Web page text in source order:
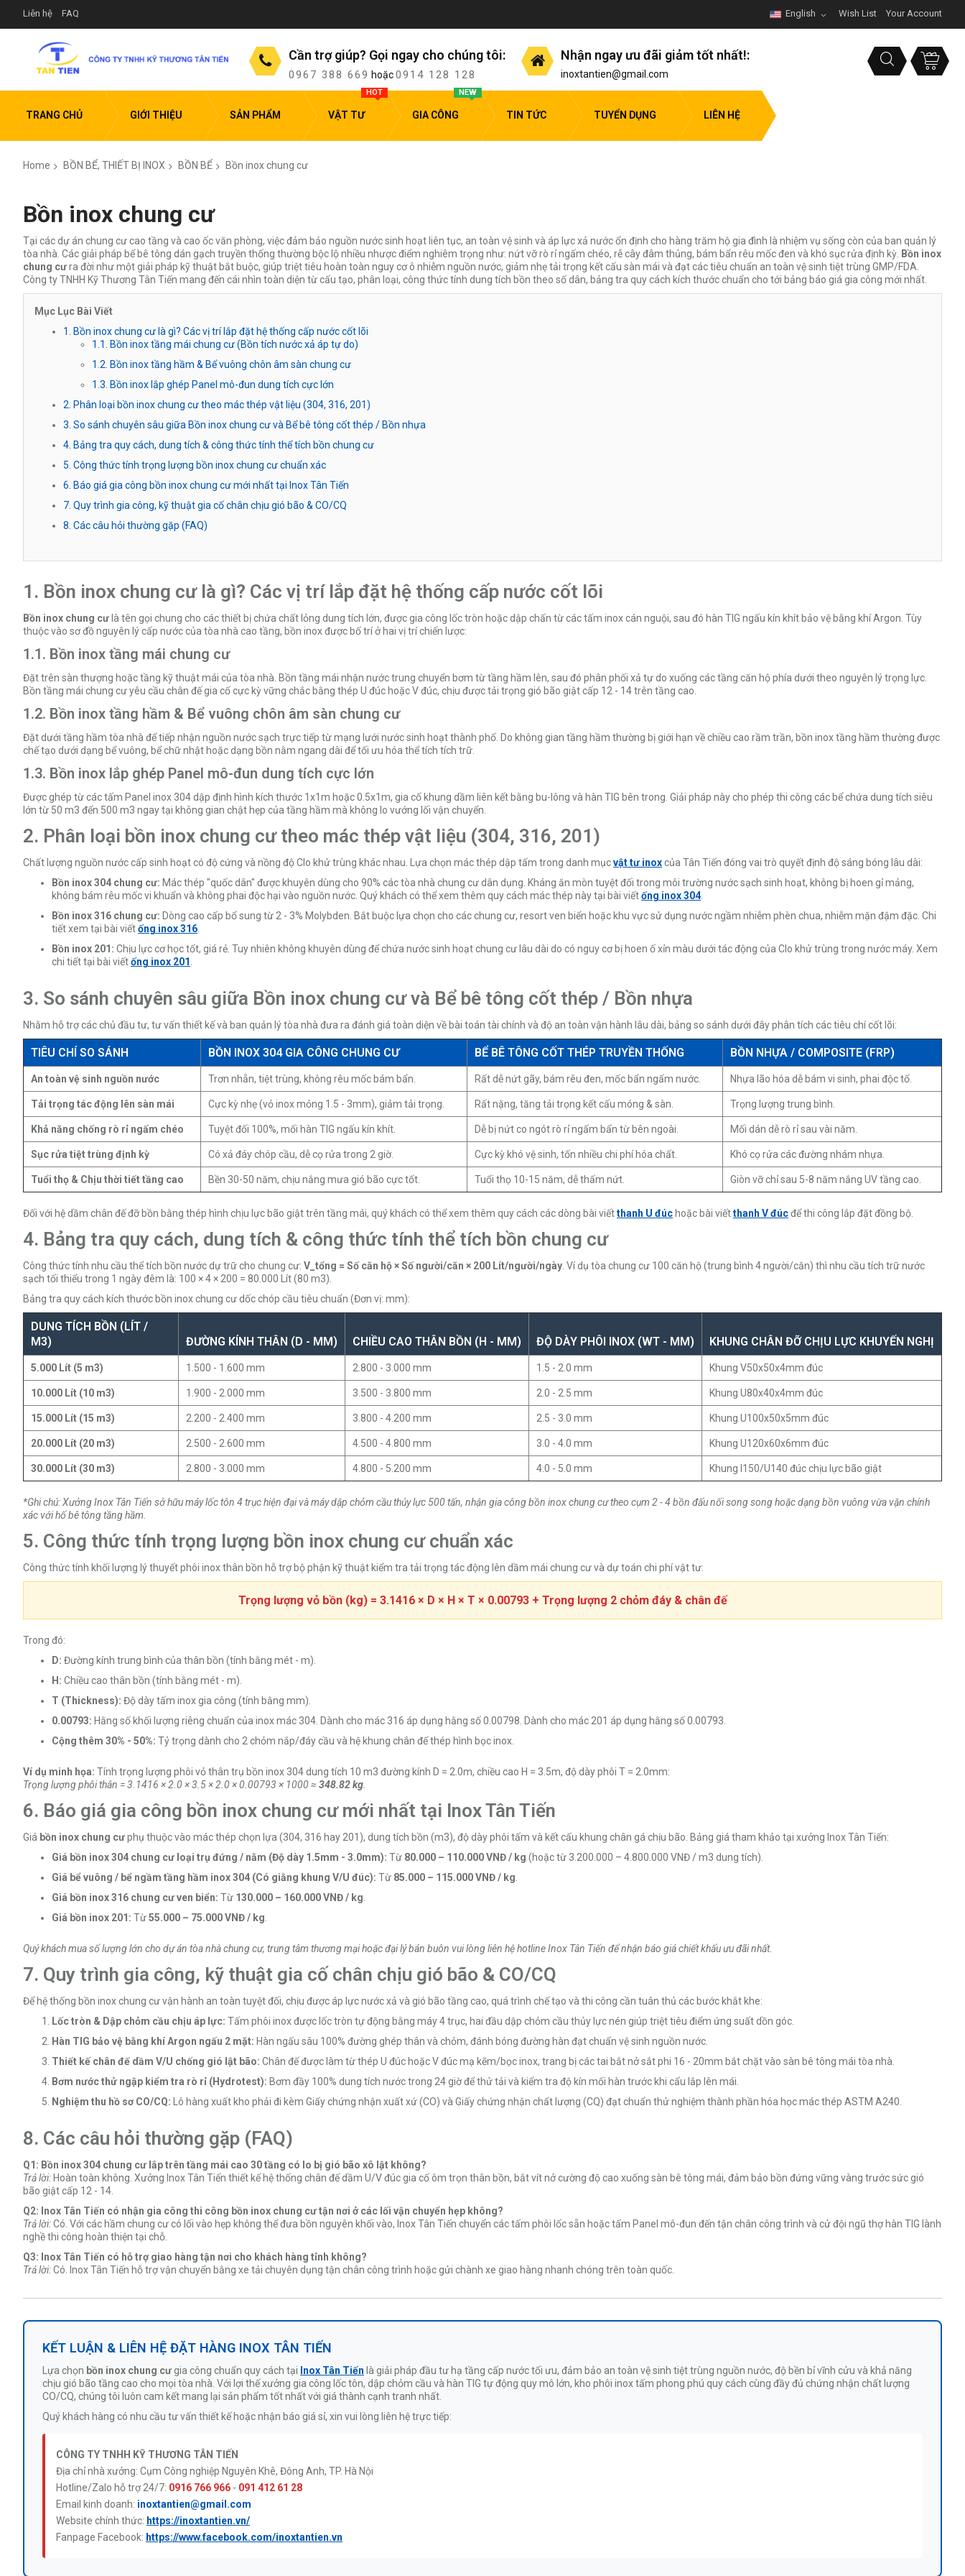
Liên hệ FAQ Wish List Your Account
English
Cần trợ giúp? Gọi ngay cho chúng tôi:
0967 388 669 hoặc0914 128 128
Nhận ngay ưu đãi giảm tốt nhất!:
inoxtantien@gmail.com
TRANG CHỦ GIỚI THIỆU SẢN PHẨM VẬT TƯ
HOT
GIA CÔNG
NEW
TIN TỨC TUYỂN DỤNG LIÊN HỆ
Home BỒN BỂ, THIẾT BỊ INOX BỒN BỂ Bồn inox chung cư
Bồn inox chung cư
Tại các dự án chung cư cao tầng và cao ốc văn phòng, việc đảm bảo nguồn nước sinh hoạt liên tục, an toàn vệ sinh và áp lực xả nước ổn định cho hàng trăm hộ gia đình là nhiệm vụ sống còn của ban quản lý
tòa nhà. Các giải pháp bể bê tông dán gạch truyền thống thường bộc lộ nhiều nhược điểm nghiêm trọng như: nứt vỡ rò rỉ ngấm chéo, rễ cây đâm thủng, bám bẩn rêu mốc đen và khó sục rửa định kỳ. Bồn inox
chung cưra đời như một giải pháp kỹ thuật bắt buộc, giúp triệt tiêu hoàn toàn nguy cơ ô nhiễm nguồn nước, giảm nhẹ tải trọng kết cấu sàn mái và đạt các tiêu chuẩn an toàn vệ sinh tiệt trùng GMP/FDA.
Công ty TNHH Kỹ Thương Tân Tiến mang đến cái nhìn toàn diện từ cấu tạo, phân loại, công thức tính dung tích bồn theo số dân, bảng tra quy cách kích thước chuẩn cho tới bảng báo giá gia công mới nhất.
Mục Lục Bài Viết
1. Bồn inox chung cư là gì? Các vị trí lắp đặt hệ thống cấp nước cốt lõi
1.1. Bồn inox tầng mái chung cư (Bồn tích nước xả áp tự do)
1.2. Bồn inox tầng hầm & Bể vuông chôn âm sàn chung cư
1.3. Bồn inox lắp ghép Panel mô-đun dung tích cực lớn
2. Phân loại bồn inox chung cư theo mác thép vật liệu (304, 316, 201)
3. So sánh chuyên sâu giữa Bồn inox chung cư và Bể bê tông cốt thép / Bồn nhựa
4. Bảng tra quy cách, dung tích & công thức tính thể tích bồn chung cư
5. Công thức tính trọng lượng bồn inox chung cư chuẩn xác
6. Báo giá gia công bồn inox chung cư mới nhất tại Inox Tân Tiến
7. Quy trình gia công, kỹ thuật gia cố chân chịu gió bão & CO/CQ
8. Các câu hỏi thường gặp (FAQ)
1. Bồn inox chung cư là gì? Các vị trí lắp đặt hệ thống cấp nước cốt lõi
Bồn inox chung cư là tên gọi chung cho các thiết bị chứa chất lỏng dung tích lớn, được gia công lốc tròn hoặc dập chấn từ các tấm inox cán nguội, sau đó hàn TIG ngấu kín khít bảo vệ bằng khí Argon. Tùy
thuộc vào sơ đồ nguyên lý cấp nước của tòa nhà cao tầng, bồn inox được bố trí ở hai vị trí chiến lược:
1.1. Bồn inox tầng mái chung cư
Đặt trên sàn thượng hoặc tầng kỹ thuật mái của tòa nhà. Bồn tầng mái nhận nước trung chuyển bơm từ tầng hầm lên, sau đó phân phối xả tự do xuống các tầng căn hộ phía dưới theo nguyên lý trọng lực.
Bồn tầng mái chung cư yêu cầu chân đế gia cố cực kỳ vững chắc bằng thép U đúc hoặc V đúc, chịu được tải trọng gió bão giật cấp 12 - 14 trên tầng cao.
1.2. Bồn inox tầng hầm & Bể vuông chôn âm sàn chung cư
Đặt dưới tầng hầm tòa nhà để tiếp nhận nguồn nước sạch trực tiếp từ mạng lưới nước sinh hoạt thành phố. Do không gian tầng hầm thường bị giới hạn về chiều cao rầm trần, bồn inox tầng hầm thường được
chế tạo dưới dạng bể vuông, bể chữ nhật hoặc dạng bồn nằm ngang dài để tối ưu hóa thể tích tích trữ.
1.3. Bồn inox lắp ghép Panel mô-đun dung tích cực lớn
Được ghép từ các tấm Panel inox 304 dập định hình kích thước 1x1m hoặc 0.5x1m, gia cố khung dầm liên kết bằng bu-lông và hàn TIG bên trong. Giải pháp này cho phép thi công các bể chứa dung tích siêu
lớn từ 50 m3 đến 500 m3 ngay tại không gian chật hẹp của tầng hầm mà không lo vướng lối vận chuyển.
2. Phân loại bồn inox chung cư theo mác thép vật liệu (304, 316, 201)
Chất lượng nguồn nước cấp sinh hoạt có độ cứng và nồng độ Clo khử trùng khác nhau. Lựa chọn mác thép dập tấm trong danh mụcvật tư inoxcủa Tân Tiến đóng vai trò quyết định độ sáng bóng lâu dài:
Bồn inox 304 chung cư: Mác thép "quốc dân" được khuyên dùng cho 90% các tòa nhà chung cư dân dụng. Kháng ăn mòn tuyệt đối trong môi trường nước sạch sinh hoạt, không bị hoen gỉ mảng,
không bám rêu mốc vi khuẩn và không phai độc hại vào nguồn nước. Quý khách có thể xem thêm quy cách mác thép này tại bài viếtống inox 304.
Bồn inox 316 chung cư: Dòng cao cấp bổ sung từ 2 - 3% Molybden. Bắt buộc lựa chọn cho các chung cư, resort ven biển hoặc khu vực sử dụng nước ngầm nhiễm phèn chua, nhiễm mặn đậm đặc. Chi
tiết xem tại bài viếtống inox 316.
Bồn inox 201: Chịu lực cơ học tốt, giá rẻ. Tuy nhiên không khuyên dùng để chứa nước sinh hoạt chung cư lâu dài do có nguy cơ bị hoen ố xỉn màu dưới tác động của Clo khử trùng trong nước máy. Xem
chi tiết tại bài viếtống inox 201.
3. So sánh chuyên sâu giữa Bồn inox chung cư và Bể bê tông cốt thép / Bồn nhựa
Nhằm hỗ trợ các chủ đầu tư, tư vấn thiết kế và ban quản lý tòa nhà đưa ra đánh giá toàn diện về bài toán tài chính và độ an toàn vận hành lâu dài, bảng so sánh dưới đây phân tích các tiêu chí cốt lõi:
TIÊU CHÍ SO SÁNH BỒN INOX 304 GIA CÔNG CHUNG CƯ BỂ BÊ TÔNG CỐT THÉP TRUYỀN THỐNG BỒN NHỰA / COMPOSITE (FRP)
An toàn vệ sinh nguồn nước Trơn nhẵn, tiệt trùng, không rêu mốc bám bẩn. Rất dễ nứt gãy, bám rêu đen, mốc bẩn ngấm nước. Nhựa lão hóa dễ bám vi sinh, phai độc tố.
Tải trọng tác động lên sàn mái Cực kỳ nhẹ (vỏ inox mỏng 1.5 - 3mm), giảm tải trọng. Rất nặng, tăng tải trọng kết cấu móng & sàn. Trọng lượng trung bình.
Khả năng chống rò rỉ ngấm chéo Tuyệt đối 100%, mối hàn TIG ngấu kín khít. Dễ bị nứt co ngót rò rỉ ngấm bẩn từ bên ngoài. Mối dán dễ rò rỉ sau vài năm.
Sục rửa tiệt trùng định kỳ Có xả đáy chóp cầu, dễ cọ rửa trong 2 giờ. Cực kỳ khó vệ sinh, tốn nhiều chi phí hóa chất. Khó cọ rửa các đường nhám nhựa.
Tuổi thọ & Chịu thời tiết tầng cao Bền 30-50 năm, chịu nắng mưa gió bão cực tốt. Tuổi thọ 10-15 năm, dễ thấm nứt. Giòn vỡ chỉ sau 5-8 năm nắng UV tầng cao.
Đối với hệ dầm chân đế đỡ bồn bằng thép hình chịu lực bão giật trên tầng mái, quý khách có thể xem thêm quy cách các dòng bài viếtthanh U đúc hoặc bài viếtthanh V đúcđể thi công lắp đặt đồng bộ.
4. Bảng tra quy cách, dung tích & công thức tính thể tích bồn chung cư
Công thức tính nhu cầu thể tích bồn nước dự trữ cho chung cư: V_tổng = Số căn hộ × Số người/căn × 200 Lít/người/ngày. Ví dụ tòa chung cư 100 căn hộ (trung bình 4 người/căn) thì nhu cầu tích trữ nước
sạch tối thiểu trong 1 ngày đêm là: 100 × 4 × 200 = 80.000 Lít (80 m3).
Bảng tra quy cách kích thước bồn inox chung cư dốc chóp cầu tiêu chuẩn (Đơn vị: mm):
DUNG TÍCH BỒN (LÍT /
M3)
ĐƯỜNG KÍNH THÂN (D - MM) CHIỀU CAO THÂN BỒN (H - MM) ĐỘ DÀY PHÔI INOX (WT - MM) KHUNG CHÂN ĐỠ CHỊU LỰC KHUYẾN NGHỊ
5.000 Lít (5 m3) 1.500 - 1.600 mm 2.800 - 3.000 mm 1.5 - 2.0 mm Khung V50x50x4mm đúc
10.000 Lít (10 m3) 1.900 - 2.000 mm 3.500 - 3.800 mm 2.0 - 2.5 mm Khung U80x40x4mm đúc
15.000 Lít (15 m3) 2.200 - 2.400 mm 3.800 - 4.200 mm 2.5 - 3.0 mm Khung U100x50x5mm đúc
20.000 Lít (20 m3) 2.500 - 2.600 mm 4.500 - 4.800 mm 3.0 - 4.0 mm Khung U120x60x6mm đúc
30.000 Lít (30 m3) 2.800 - 3.000 mm 4.800 - 5.200 mm 4.0 - 5.0 mm Khung I150/U140 đúc chịu lực bão giật
*Ghi chú: Xưởng Inox Tân Tiến sở hữu máy lốc tôn 4 trục hiện đại và máy dập chỏm cầu thủy lực 500 tấn, nhận gia công bồn inox chung cư theo cụm 2 - 4 bồn đấu nối song song hoặc dạng bồn vuông vừa vặn chính
xác với hố bê tông tầng hầm.
5. Công thức tính trọng lượng bồn inox chung cư chuẩn xác
Công thức tính khối lượng lý thuyết phôi inox thân bồn hỗ trợ bộ phận kỹ thuật kiểm tra tải trọng tác động lên dầm mái chung cư và dự toán chi phí vật tư:
Trọng lượng vỏ bồn (kg) = 3.1416 × D × H × T × 0.00793 + Trọng lượng 2 chỏm đáy & chân đế
Trong đó:
D: Đường kính trung bình của thân bồn (tính bằng mét - m).
H: Chiều cao thân bồn (tính bằng mét - m).
T (Thickness): Độ dày tấm inox gia công (tính bằng mm).
0.00793: Hằng số khối lượng riêng chuẩn của inox mác 304. Dành cho mác 316 áp dụng hằng số 0.00798. Dành cho mác 201 áp dụng hằng số 0.00793.
Cộng thêm 30% - 50%: Tỷ trọng dành cho 2 chỏm nắp/đáy cầu và hệ khung chân đế thép hình bọc inox.
Ví dụ minh họa: Tính trọng lượng phôi vỏ thân trụ bồn inox 304 dung tích 10 m3 đường kính D = 2.0m, chiều cao H = 3.5m, độ dày phôi T = 2.0mm:
Trọng lượng phôi thân = 3.1416 × 2.0 × 3.5 × 2.0 × 0.00793 × 1000 ≈348.82 kg.
6. Báo giá gia công bồn inox chung cư mới nhất tại Inox Tân Tiến
Giá bồn inox chung cưphụ thuộc vào mác thép chọn lựa (304, 316 hay 201), dung tích bồn (m3), độ dày phôi tấm và kết cấu khung chân gá chịu bão. Bảng giá tham khảo tại xưởng Inox Tân Tiến:
Giá bồn inox 304 chung cư loại trụ đứng / nằm (Độ dày 1.5mm - 3.0mm): Từ 80.000 – 110.000 VNĐ / kg (hoặc từ 3.200.000 – 4.800.000 VNĐ / m3 dung tích).
Giá bể vuông / bể ngầm tầng hầm inox 304 (Có giằng khung V/U đúc): Từ 85.000 – 115.000 VNĐ / kg.
Giá bồn inox 316 chung cư ven biển: Từ 130.000 – 160.000 VNĐ / kg.
Giá bồn inox 201: Từ55.000 – 75.000 VNĐ / kg.
Quý khách mua số lượng lớn cho dự án tòa nhà chung cư, trung tâm thương mại hoặc đại lý bán buôn vui lòng liên hệ hotline Inox Tân Tiến để nhận báo giá chiết khấu ưu đãi nhất.
7. Quy trình gia công, kỹ thuật gia cố chân chịu gió bão & CO/CQ
Để hệ thống bồn inox chung cư vận hành an toàn tuyệt đối, chịu được áp lực nước xả và gió bão tầng cao, quá trình chế tạo và thi công cần tuân thủ các bước khắt khe:
Lốc tròn & Dập chỏm cầu chịu áp lực: Tấm phôi inox được lốc tròn tự động bằng máy 4 trục, hai đầu dập chỏm cầu thủy lực nén giúp triệt tiêu điểm ứng suất dồn góc.
Hàn TIG bảo vệ bằng khí Argon ngấu 2 mặt: Hàn ngấu sâu 100% đường ghép thân và chỏm, đánh bóng đường hàn đạt chuẩn vệ sinh nguồn nước.
Thiết kế chân đế dầm V/U chống gió lật bão: Chân đế được làm từ thép U đúc hoặc V đúc mạ kẽm/bọc inox, trang bị các tai bắt nở sắt phi 16 - 20mm bắt chặt vào sàn bê tông mái tòa nhà.
Bơm nước thử ngập kiểm tra rò rỉ (Hydrotest): Bơm đầy 100% dung tích nước trong 24 giờ để thử tải và kiểm tra độ kín mối hàn trước khi cẩu lắp lên mái.
Nghiệm thu hồ sơ CO/CQ: Lô hàng xuất kho phải đi kèm Giấy chứng nhận xuất xứ (CO) và Giấy chứng nhận chất lượng (CQ) đạt chuẩn thử nghiệm thành phần hóa học mác thép ASTM A240.
8. Các câu hỏi thường gặp (FAQ)
Q1: Bồn inox 304 chung cư lắp trên tầng mái cao 30 tầng có lo bị gió bão xô lật không?
Trả lời: Hoàn toàn không. Xưởng Inox Tân Tiến thiết kế hệ thống chân đế dầm U/V đúc gia cố ôm trọn thân bồn, bắt vít nở cường độ cao xuống sàn bê tông mái, đảm bảo bồn đứng vững vàng trước sức gió
bão giật cấp 12 - 14.
Q2: Inox Tân Tiến có nhận gia công thi công bồn inox chung cư tận nơi ở các lối vận chuyển hẹp không?
Trả lời:Có. Với các hầm chung cư có lối vào hẹp không thể đưa bồn nguyên khối vào, Inox Tân Tiến chuyển các tấm phôi lốc sẵn hoặc tấm Panel mô-đun đến tận chân công trình và cử đội ngũ thợ hàn TIG lành
nghề thi công hoàn thiện tại chỗ.
Q3: Inox Tân Tiến có hỗ trợ giao hàng tận nơi cho khách hàng tỉnh không?
Trả lời:Có. Inox Tân Tiến hỗ trợ vận chuyển bằng xe tải chuyên dụng tận chân công trình hoặc gửi chành xe giao hàng nhanh chóng trên toàn quốc.
KẾT LUẬN & LIÊN HỆ ĐẶT HÀNG INOX TÂN TIẾN
Lựa chọn bồn inox chung cưgia công chuẩn quy cách tại Inox Tân Tiến là giải pháp đầu tư hạ tầng cấp nước tối ưu, đảm bảo an toàn vệ sinh tiệt trùng nguồn nước, độ bền bỉ vĩnh cửu và khả năng
chịu gió bão tầng cao cho mọi tòa nhà. Với lợi thế xưởng gia công lốc tôn, dập chỏm cầu và hàn TIG tự động quy mô lớn, kho phôi inox tấm phong phú quy cách cùng đầy đủ chứng nhận chất lượng
CO/CQ, chúng tôi luôn cam kết mang lại sản phẩm tốt nhất với giá thành cạnh tranh nhất.
Quý khách hàng có nhu cầu tư vấn thiết kế hoặc nhận báo giá sỉ, xin vui lòng liên hệ trực tiếp:
CÔNG TY TNHH KỸ THƯƠNG TÂN TIẾN
Địa chỉ nhà xưởng: Cụm Công nghiệp Nguyên Khê, Đông Anh, TP. Hà Nội
Hotline/Zalo hỗ trợ 24/7: 0916 766 966 - 091 412 61 28
Email kinh doanh: inoxtantien@gmail.com
Website chính thức: https://inoxtantien.vn/
Fanpage Facebook: https://www.facebook.com/inoxtantien.vn